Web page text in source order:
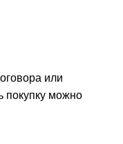
или
покупку можно